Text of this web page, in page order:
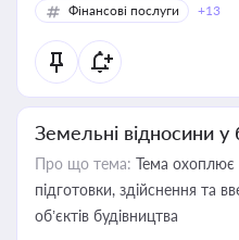
Фінансові послуги
+13
Земельні відносини у
Про що тема: Тема охоплює
підготовки, здійснення та
об’єктів будівництва